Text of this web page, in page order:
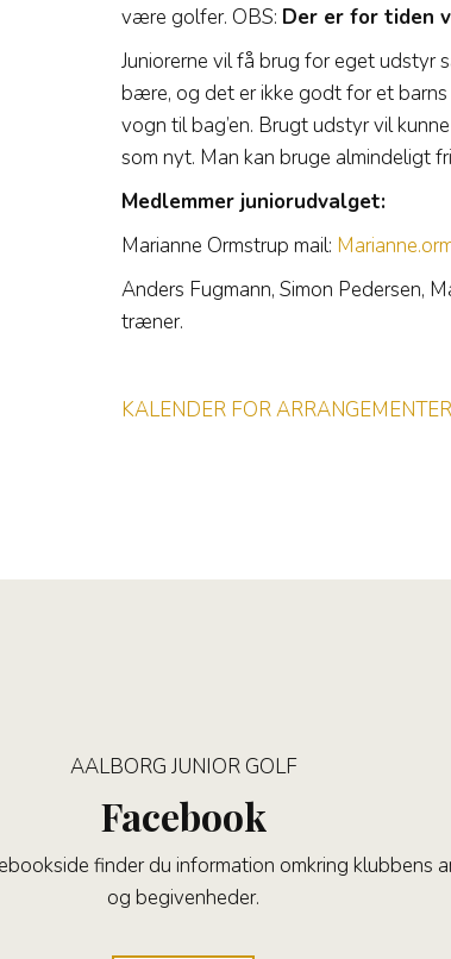
være golfer. OBS: Der er for tiden
Juniorerne vil få brug for eget
bære, og det er ikke godt for et
vogn til bag’en. Brugt udstyr vil
som nyt. Man kan bruge almindeligt
Medlemmer juniorudvalget:
Marianne Ormstrup mail:
Anders Fugmann, Simon Pedersen,
træner.
KALENDER FOR
AALBORG JUNIOR GOLF
Facebook
finder du information omkring klubbens
og begivenheder.